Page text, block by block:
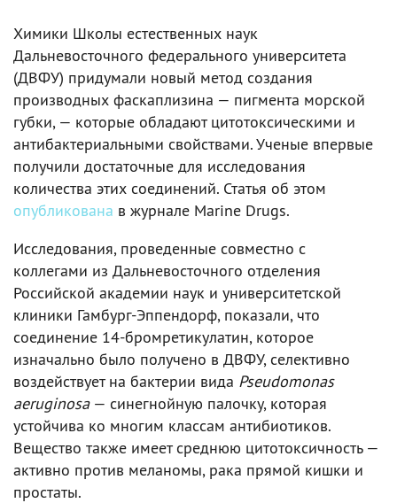
Химики Школы естественных наук
Дальневосточного федерального университета
(ДВФУ) придумали новый метод создания
производных фаскаплизина — пигмента морской
губки, — которые обладают цитотоксическими и
антибактериальными свойствами. Ученые впервые
получили достаточные для исследования
количества этих соединений. Статья об этом
опубликована в журнале Marine Drugs.
Исследования, проведенные совместно c
коллегами из Дальневосточного отделения
Российской академии наук и университетской
клиники Гамбург-Эппендорф, показали, что
соединение 14-бромретикулатин, которое
изначально было получено в ДВФУ, селективно
воздействует на бактерии вида Pseudomonas
aeruginosa— синегнойную палочку, которая
устойчива ко многим классам антибиотиков.
Вещество также имеет среднюю цитотоксичность —
активно против меланомы, рака прямой кишки и
простаты.